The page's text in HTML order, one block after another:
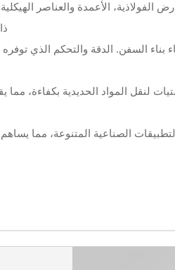
الأعمدة والعناصر الهيكلية
بناء السفن. الدقة والتحكم الذي
لنقل المواد الحديدية بكفاءة، مما
الصناعية المتنوعة، مما